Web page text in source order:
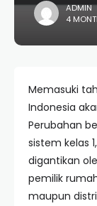
ADMIN
4
Memasuki
Indonesia
Perubahan
sistem kelas
digantikan
pemilik
maupun